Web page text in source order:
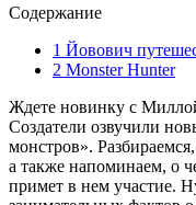
Содержание
1 Йовович
2 Monster Hunter
Ждете новинку с
Создатели озвучили
монстров».
а также напоминаем, о
примет в нем участие.